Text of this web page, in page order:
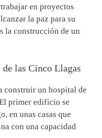
en proyectos
la paz para su
la construcción de un
las Cinco Llagas
construir un hospital de
primer edificio se
en unas casas que
con una capacidad